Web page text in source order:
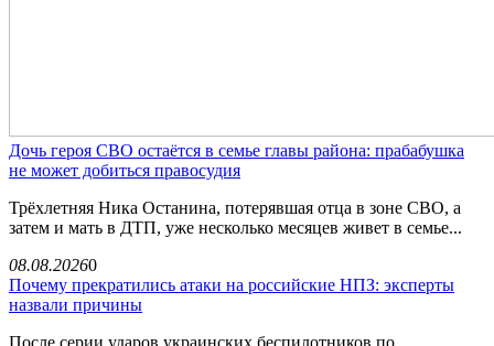
Дочь героя СВО остаётся в семье главы района: прабабушка
не может добиться правосудия
Трёхлетняя Ника Останина, потерявшая отца в зоне СВО, а
затем и мать в ДТП, уже несколько месяцев живет в семье...
08.08.20260
Почему прекратились атаки на российские НПЗ: эксперты
назвали причины
После серии ударов украинских беспилотников по